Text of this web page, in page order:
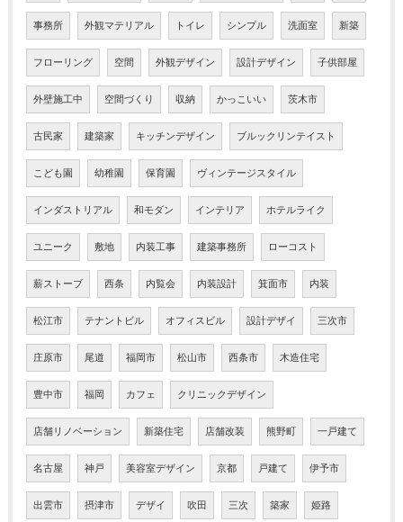
事務所 外観マテリアル トイレ シンプル 洗面室 新築
フローリング 空間 外観デザイン 設計デザイン 子供部屋
外壁施工中 空間づくり 収納 かっこいい 茨木市
古民家 建築家 キッチンデザイン ブルックリンテイスト
こども園 幼稚園 保育園 ヴィンテージスタイル
インダストリアル 和モダン インテリア ホテルライク
ユニーク 敷地 内装工事 建築事務所 ローコスト
薪ストーブ 西条 内覧会 内装設計 箕面市 内装
松江市 テナントビル オフィスビル 設計デザイ 三次市
庄原市 尾道 福岡市 松山市 西条市 木造住宅
豊中市 福岡 カフェ クリニックデザイン
店舗リノベーション 新築住宅 店舗改装 熊野町 一戸建て
名古屋 神戸 美容室デザイン 京都 戸建て 伊予市
出雲市 摂津市 デザイ 吹田 三次 築家 姫路